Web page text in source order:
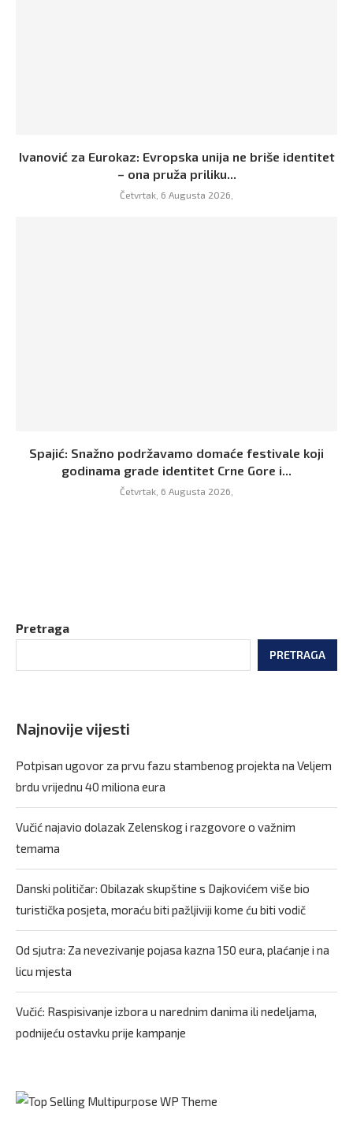
Ivanović za Eurokaz: Evropska unija ne briše identitet
– ona pruža priliku...
Četvrtak, 6 Augusta 2026,
Spajić: Snažno podržavamo domaće festivale koji
godinama grade identitet Crne Gore i...
Četvrtak, 6 Augusta 2026,
Pretraga
PRETRAGA
Najnovije vijesti
Potpisan ugovor za prvu fazu stambenog projekta na Veljem
brdu vrijednu 40 miliona eura
Vučić najavio dolazak Zelenskog i razgovore o važnim
temama
Danski političar: Obilazak skupštine s Dajkovićem više bio
turistička posjeta, moraću biti pažljiviji kome ću biti vodič
Od sjutra: Za nevezivanje pojasa kazna 150 eura, plaćanje i na
licu mjesta
Vučić: Raspisivanje izbora u narednim danima ili nedeljama,
podnijeću ostavku prije kampanje